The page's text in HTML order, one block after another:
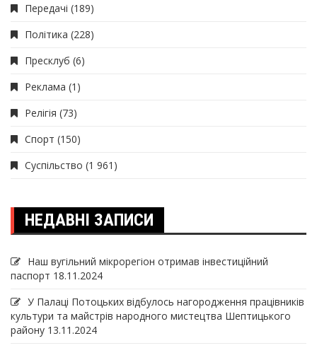
Передачі (189)
Політика (228)
Пресклуб (6)
Реклама (1)
Релігія (73)
Спорт (150)
Суспільство (1 961)
НЕДАВНІ ЗАПИСИ
Наш вугільний мікрорегіон отримав інвеcтиційний
паспорт 18.11.2024
У Палаці Потоцьких відбулось нагородження працівників
культури та майстрів народного мистецтва Шептицького
району 13.11.2024